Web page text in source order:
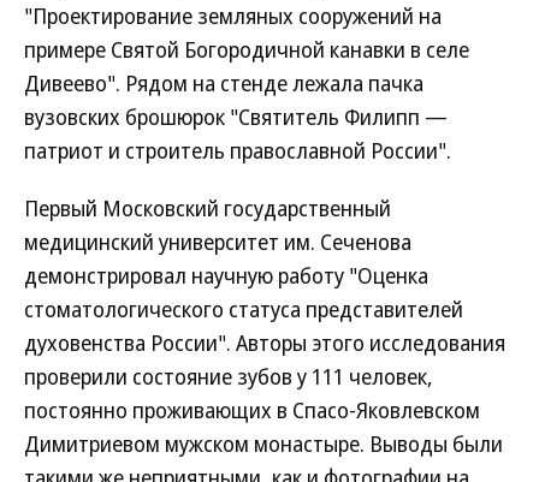
"Проектирование земляных сооружений на
примере Святой Богородичной канавки в селе
Дивеево". Рядом на стенде лежала пачка
вузовских брошюрок "Святитель Филипп —
патриот и строитель православной России".
Первый Московский государственный
медицинский университет им. Сеченова
демонстрировал научную работу "Оценка
стоматологического статуса представителей
духовенства России". Авторы этого исследования
проверили состояние зубов у 111 человек,
постоянно проживающих в Спасо-Яковлевском
Димитриевом мужском монастыре. Выводы были